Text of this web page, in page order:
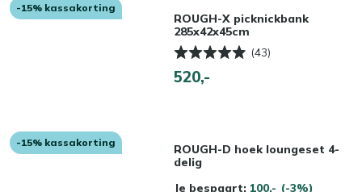
-15% kassakorting
ROUGH-X picknickbank
285x42x45cm
(43)
520,-
-15% kassakorting
ROUGH-D hoek loungeset 4-
delig
Je bespaart: 100,- (-3%)